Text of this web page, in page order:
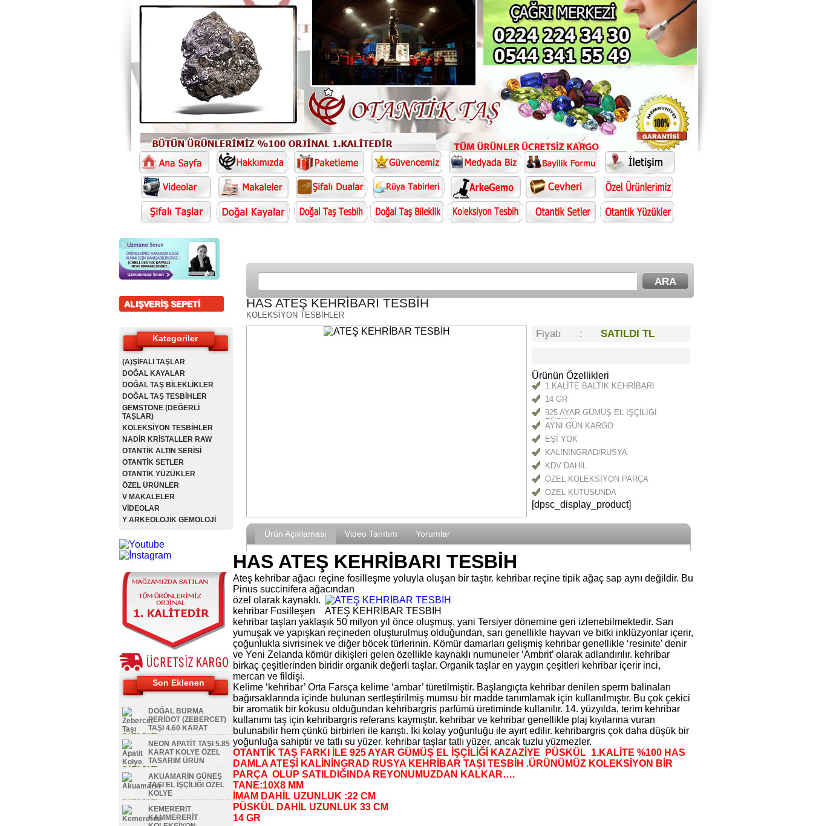
ALIŞVERİŞ SEPETİ
Kategoriler
(A)ŞİFALI TAŞLAR
DOĞAL KAYALAR
DOĞAL TAŞ BİLEKLİKLER
DOĞAL TAŞ TESBİHLER
GEMSTONE (DEĞERLİ
TAŞLAR)
KOLEKSİYON TESBİHLER
NADİR KRİSTALLER RAW
OTANTİK ALTIN SERİSİ
OTANTİK SETLER
OTANTİK YÜZÜKLER
ÖZEL ÜRÜNLER
V MAKALELER
VİDEOLAR
Y ARKEOLOJİK GEMOLOJİ
Son Eklenen
DOĞAL BURMA
PERİDOT (ZEBERCET)
TAŞI 4.60 KARAT
SATILDI TL
NEON APATİT TAŞI 5.85
KARAT KOLYE ÖZEL
TASARIM ÜRÜN
SATILDI TL
AKUAMARİN GÜNEŞ
TAŞI EL İŞÇİLİĞİ ÖZEL
KOLYE
SATILDI TL
KEMERERİT
KAMMERERİT
HAS ATEŞ KEHRİBARI TESBİH
KOLEKSİYON TESBİHLER
Fiyatı : SATILDI TL
Ürünün Özellikleri
1.KALİTE BALTIK KEHRİBARI
14 GR
925 AYAR GÜMÜŞ EL İŞÇİLİĞİ
PÜSKÜL
AYNI GÜN KARGO
EŞİ YOK
KALİNİNGRAD/RUSYA
KDV DAHİL
ÖZEL KOLEKSİYON PARÇA
ÖZEL KUTUSUNDA
[dpsc_display_product]
Ürün Açıklaması Video Tanıtım Yorumlar
HAS ATEŞ KEHRİBARI TESBİH
Ateş kehribar ağacı reçine fosilleşme yoluyla oluşan bir taştır. kehribar reçine tipik ağaç sap aynı değildir. Bu
Pinus succinifera ağacından
ATEŞ KEHRİBAR TESBİH
özel olarak kaynaklı.
kehribar Fosilleşen
kehribar taşları yaklaşık 50 milyon yıl önce oluşmuş, yani Tersiyer dönemine geri izlenebilmektedir. Sarı
yumuşak ve yapışkan reçineden oluşturulmuş olduğundan, sarı genellikle hayvan ve bitki inklüzyonlar içerir,
çoğunlukla sivrisinek ve diğer böcek türlerinin. Kömür damarları gelişmiş kehribar genellikle ‘resinite’ denir
ve Yeni Zelanda kömür dikişleri gelen özellikle kaynaklı numuneler ‘Ambrit’ olarak adlandırılır. kehribar
birkaç çeşitlerinden biridir organik değerli taşlar. Organik taşlar en yaygın çeşitleri kehribar içerir inci,
mercan ve fildişi.
Kelime ‘kehribar’ Orta Farsça kelime ‘ambar’ türetilmiştir. Başlangıçta kehribar denilen sperm balinaları
bağırsaklarında içinde bulunan sertleştirilmiş mumsu bir madde tanımlamak için kullanılmıştır. Bu çok çekici
bir aromatik bir kokusu olduğundan kehribargris parfümü üretiminde kullanılır. 14. yüzyılda, terim kehribar
kullanımı taş için kehribargris referans kaymıştır. kehribar ve kehribar genellikle plaj kıyılarına vuran
bulunabilir hem çünkü birbirleri ile karıştı. İki kolay yoğunluğu ile ayırt edilir. kehribargris çok daha düşük bir
yoğunluğa sahiptir ve tatlı su yüzer. kehribar taşlar tatlı yüzer, ancak tuzlu yüzmezler.
OTANTİK TAŞ FARKI İLE 925 AYAR GÜMÜŞ EL İŞÇİLİĞİ KAZAZİYE PÜSKÜL 1.KALİTE %100 HAS
DAMLA ATEŞİ KALİNİNGRAD RUSYA KEHRİBAR TAŞI TESBİH .ÜRÜNÜMÜZ KOLEKSİYON BİR
PARÇA OLUP SATILDIĞINDA REYONUMUZDAN KALKAR….
TANE:10X8 MM
İMAM DAHİL UZUNLUK :22 CM
PÜSKÜL DAHİL UZUNLUK 33 CM
14 GR